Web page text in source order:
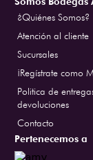
¿Quiénes Somos?
Atención al cliente
Sucursales
¡Regístrate como
Politica de
devoluciones
Contacto
Pertenecemos a